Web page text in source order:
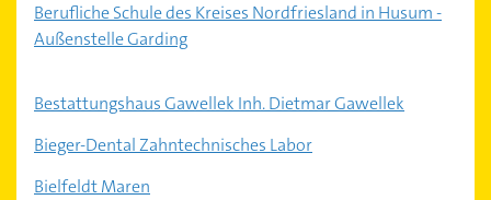
Berufliche Schule des Kreises Nordfriesland in Husum -
Außenstelle Garding
Bestattungshaus Gawellek Inh. Dietmar Gawellek
Bieger-Dental Zahntechnisches Labor
Bielfeldt Maren